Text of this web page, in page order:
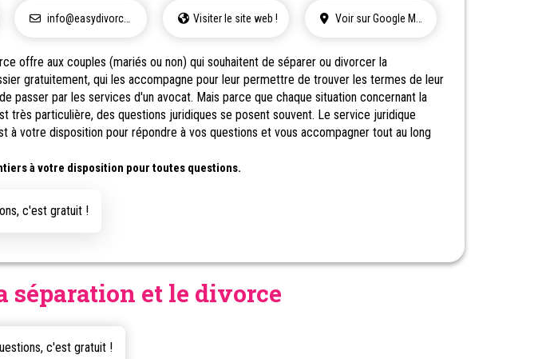
info@easydivorce.ch Visiter le site web ! Voir sur Google Maps
offre aux couples (mariés ou non) qui souhaitent de séparer ou divorcer la
gratuitement, qui les accompagne pour leur permettre de trouver les termes de leur
passer par les services d'un avocat. Mais parce que chaque situation concernant la
très particulière, des questions juridiques se posent souvent. Le service juridique
à votre disposition pour répondre à vos questions et vous accompagner tout au long
à votre disposition pour toutes questions.
c'est gratuit !
séparation et le divorce
c'est gratuit !